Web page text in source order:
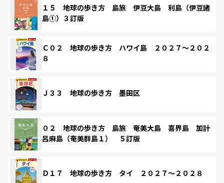
１５ 地球の歩き方 島旅 伊豆大島 利島（伊豆諸
島①）３訂版
Ｃ０２ 地球の歩き方 ハワイ島 ２０２７～２０２
８
Ｊ３３ 地球の歩き方 墨田区
０２ 地球の歩き方 島旅 奄美大島 喜界島 加計
呂麻島（奄美群島１） ５訂版
Ｄ１７ 地球の歩き方 タイ ２０２７～２０２８